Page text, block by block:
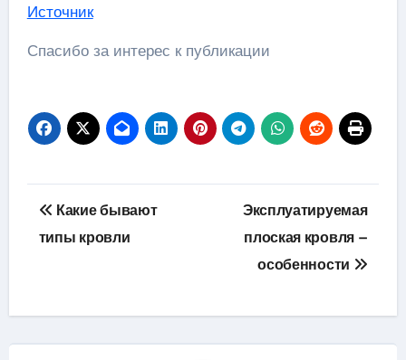
Источник
Спасибо за интерес к публикации
Навигация
по
Какие бывают
типы кровли
Эксплуатируемая
плоская кровля –
особенности